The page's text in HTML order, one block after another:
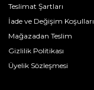
Teslimat Şartları
İade ve Değişim Koşulları
Mağazadan Teslim
Gizlilik Politikası
Üyelik Sözleşmesi